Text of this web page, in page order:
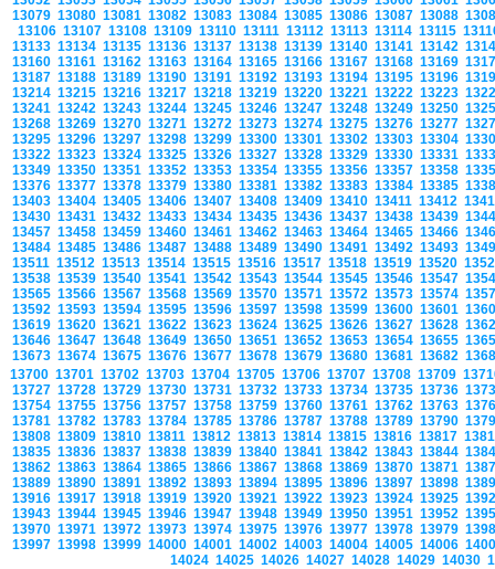
13079 13080 13081 13082 13083 13084 13085 13086 13087 13088
13106 13107 13108 13109 13110 13111 13112 13113 13114 13115
13133 13134 13135 13136 13137 13138 13139 13140 13141 13142
13160 13161 13162 13163 13164 13165 13166 13167 13168 13169
13187 13188 13189 13190 13191 13192 13193 13194 13195 13196
13214 13215 13216 13217 13218 13219 13220 13221 13222 13223
13241 13242 13243 13244 13245 13246 13247 13248 13249 13250
13268 13269 13270 13271 13272 13273 13274 13275 13276 13277
13295 13296 13297 13298 13299 13300 13301 13302 13303 13304
13322 13323 13324 13325 13326 13327 13328 13329 13330 13331
13349 13350 13351 13352 13353 13354 13355 13356 13357 13358
13376 13377 13378 13379 13380 13381 13382 13383 13384 13385
13403 13404 13405 13406 13407 13408 13409 13410 13411 13412
13430 13431 13432 13433 13434 13435 13436 13437 13438 13439
13457 13458 13459 13460 13461 13462 13463 13464 13465 13466
13484 13485 13486 13487 13488 13489 13490 13491 13492 13493
13511 13512 13513 13514 13515 13516 13517 13518 13519 13520
13538 13539 13540 13541 13542 13543 13544 13545 13546 13547
13565 13566 13567 13568 13569 13570 13571 13572 13573 13574
13592 13593 13594 13595 13596 13597 13598 13599 13600 13601
13619 13620 13621 13622 13623 13624 13625 13626 13627 13628
13646 13647 13648 13649 13650 13651 13652 13653 13654 13655
13673 13674 13675 13676 13677 13678 13679 13680 13681 13682
13700 13701 13702 13703 13704 13705 13706 13707 13708 13709
13727 13728 13729 13730 13731 13732 13733 13734 13735 13736
13754 13755 13756 13757 13758 13759 13760 13761 13762 13763
13781 13782 13783 13784 13785 13786 13787 13788 13789 13790
13808 13809 13810 13811 13812 13813 13814 13815 13816 13817
13835 13836 13837 13838 13839 13840 13841 13842 13843 13844
13862 13863 13864 13865 13866 13867 13868 13869 13870 13871
13889 13890 13891 13892 13893 13894 13895 13896 13897 13898
13916 13917 13918 13919 13920 13921 13922 13923 13924 13925
13943 13944 13945 13946 13947 13948 13949 13950 13951 13952
13970 13971 13972 13973 13974 13975 13976 13977 13978 13979
13997 13998 13999 14000 14001 14002 14003 14004 14005 14006
14024 14025 14026 14027 14028 14029 14030